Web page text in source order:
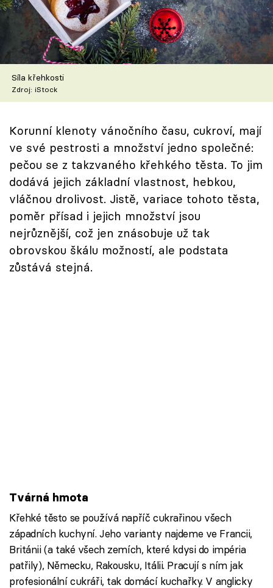
Škola vaření
Recepty z TV
Speciál: Cuketa
Těhotnej kuchař
Sledujte prima+
Přihlášení
Sledujte nás
Síla křehkosti
Zdroj: iStock
Korunní klenoty vánočního času, cukroví, mají
ve své pestrosti a množství jedno společné:
pečou se z takzvaného křehkého těsta. To jim
dodává jejich základní vlastnost, hebkou,
vláčnou drolivost. Jistě, variace tohoto těsta,
poměr přísad i jejich množství jsou
nejrůznější, což jen znásobuje už tak
obrovskou škálu možností, ale podstata
zůstává stejná.
Tvárná hmota
Křehké těsto se používá napříč cukrařinou všech
západních kuchyní. Jeho varianty najdeme ve Francii,
Británii (a také všech zemích, které kdysi do impéria
patřily), Německu, Rakousku, Itálii. Pracují s ním jak
profesionální cukráři, tak domácí kuchařky. V anglicky